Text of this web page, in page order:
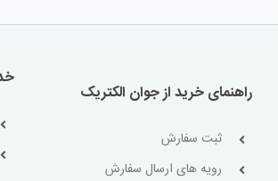
راهنمای خرید از جوان الکتریک
ثبت سفارش
رویه های ارسال سفارش